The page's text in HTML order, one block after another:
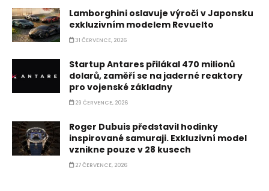
Lamborghini oslavuje výročí v Japonsku
exkluzivním modelem Revuelto
31 ČERVENCE, 2026
Startup Antares přilákal 470 milionů
dolarů, zaměří se na jaderné reaktory
pro vojenské základny
29 ČERVENCE, 2026
Roger Dubuis představil hodinky
inspirované samuraji. Exkluzivní model
vznikne pouze v 28 kusech
27 ČERVENCE, 2026